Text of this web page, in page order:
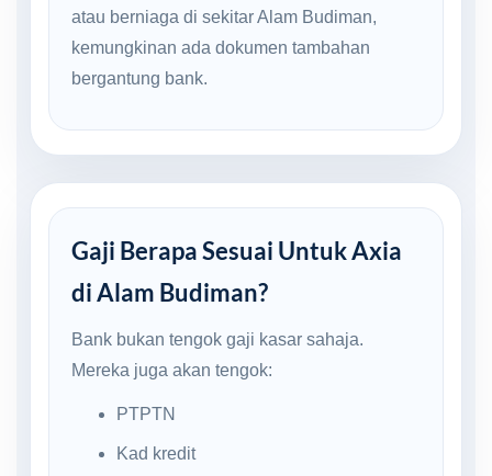
atau berniaga di sekitar Alam Budiman,
kemungkinan ada dokumen tambahan
bergantung bank.
Gaji Berapa Sesuai Untuk Axia
di Alam Budiman?
Bank bukan tengok gaji kasar sahaja.
Mereka juga akan tengok:
PTPTN
Kad kredit